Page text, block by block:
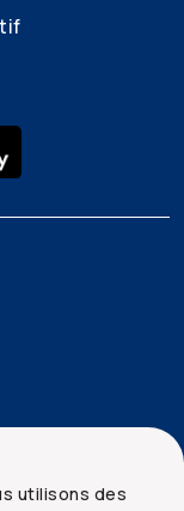
utilisons des